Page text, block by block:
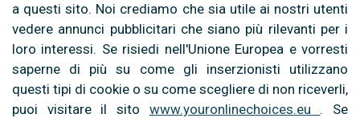
a questi sito. Noi crediamo che sia utile ai nostri utenti
vedere annunci pubblicitari che siano più rilevanti per i
loro interessi. Se risiedi nell'Unione Europea e vorresti
saperne di più su come gli inserzionisti utilizzano
questi tipi di cookie o su come scegliere di non riceverli,
puoi visitare il sito www.youronlinechoices.eu . Se